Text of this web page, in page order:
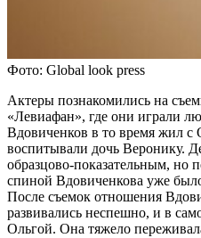
Фото: Global look press
Актеры познакомились на
«Левиафан», где они играли
Вдовиченков в то время жил
воспитывали дочь Веронику.
образцово-показательным,
спиной Вдовиченкова уже
После съемок отношения
развивались неспешно, и в
Ольгой. Она тяжело